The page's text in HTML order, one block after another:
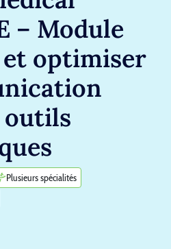
– Module
optimiser
outils
Plusieurs spécialités